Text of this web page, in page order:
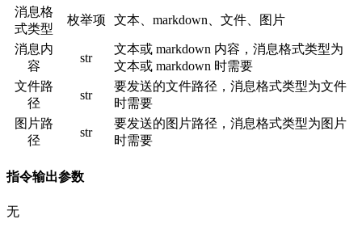
消息格
式类型
枚举项 文本、markdown、文件、图片
消息内
容
str
文本或 markdown 内容，消息格式类型为
文本或 markdown 时需要
文件路
径
str
要发送的文件路径，消息格式类型为文件
时需要
图片路
径
str
要发送的图片路径，消息格式类型为图片
时需要
指令输出参数
无